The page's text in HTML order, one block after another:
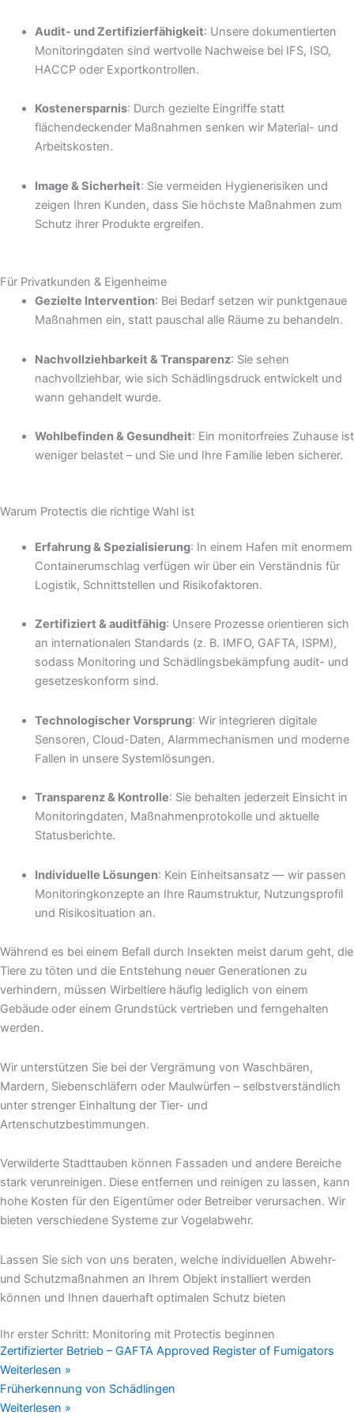
Audit- und Zertifizierfähigkeit: Unsere dokumentierten
Monitoringdaten sind wertvolle Nachweise bei IFS, ISO,
HACCP oder Exportkontrollen.
Kostenersparnis: Durch gezielte Eingriffe statt
flächendeckender Maßnahmen senken wir Material- und
Arbeitskosten.
Image & Sicherheit: Sie vermeiden Hygienerisiken und
zeigen Ihren Kunden, dass Sie höchste Maßnahmen zum
Schutz ihrer Produkte ergreifen.
Für Privatkunden & Eigenheime
Gezielte Intervention: Bei Bedarf setzen wir punktgenaue
Maßnahmen ein, statt pauschal alle Räume zu behandeln.
Nachvollziehbarkeit & Transparenz: Sie sehen
nachvollziehbar, wie sich Schädlingsdruck entwickelt und
wann gehandelt wurde.
Wohlbefinden & Gesundheit: Ein monitorfreies Zuhause ist
weniger belastet – und Sie und Ihre Familie leben sicherer.
Warum Protectis die richtige Wahl ist
Erfahrung & Spezialisierung: In einem Hafen mit enormem
Containerumschlag verfügen wir über ein Verständnis für
Logistik, Schnittstellen und Risikofaktoren.
Zertifiziert & auditfähig: Unsere Prozesse orientieren sich
an internationalen Standards (z. B. IMFO, GAFTA, ISPM),
sodass Monitoring und Schädlingsbekämpfung audit- und
gesetzeskonform sind.
Technologischer Vorsprung: Wir integrieren digitale
Sensoren, Cloud-Daten, Alarmmechanismen und moderne
Fallen in unsere Systemlösungen.
Transparenz & Kontrolle: Sie behalten jederzeit Einsicht in
Monitoringdaten, Maßnahmenprotokolle und aktuelle
Statusberichte.
Individuelle Lösungen: Kein Einheitsansatz — wir passen
Monitoringkonzepte an Ihre Raumstruktur, Nutzungsprofil
und Risikosituation an.
Während es bei einem Befall durch Insekten meist darum geht, die
Tiere zu töten und die Entstehung neuer Generationen zu
verhindern, müssen Wirbeltiere häufig lediglich von einem
Gebäude oder einem Grundstück vertrieben und ferngehalten
werden.
Wir unterstützen Sie bei der Vergrämung von Waschbären,
Mardern, Siebenschläfern oder Maulwürfen – selbstverständlich
unter strenger Einhaltung der Tier- und
Artenschutzbestimmungen.
Verwilderte Stadttauben können Fassaden und andere Bereiche
stark verunreinigen. Diese entfernen und reinigen zu lassen, kann
hohe Kosten für den Eigentümer oder Betreiber verursachen. Wir
bieten verschiedene Systeme zur Vogelabwehr.
Lassen Sie sich von uns beraten, welche individuellen Abwehr-
und Schutzmaßnahmen an Ihrem Objekt installiert werden
können und Ihnen dauerhaft optimalen Schutz bieten
Ihr erster Schritt: Monitoring mit Protectis beginnen
Zertifizierter Betrieb – GAFTA Approved Register of Fumigators
Weiterlesen »
Früherkennung von Schädlingen
Weiterlesen »